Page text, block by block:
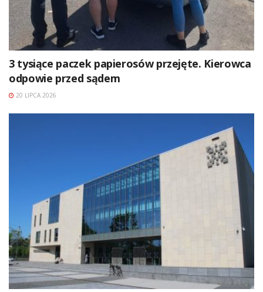
3 tysiące paczek papierosów przejęte. Kierowca
odpowie przed sądem
20 LIPCA 2026